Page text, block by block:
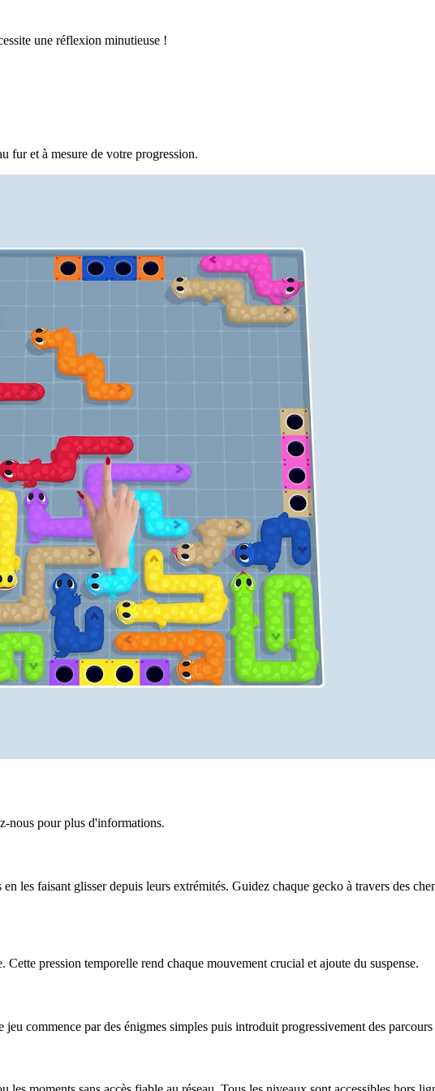
une réflexion minutieuse !
fur et à mesure de votre progression.
nous pour plus d'informations.
les faisant glisser depuis leurs extrémités. Guidez chaque gecko à travers des
pression temporelle rend chaque mouvement crucial et ajoute du suspense.
commence par des énigmes simples puis introduit progressivement des